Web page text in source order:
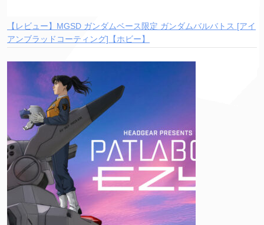
【レビュー】MGSD ガンダムベース限定 ガンダムバルバトス [アイ
アンブラッドコーティング]【ホビー】